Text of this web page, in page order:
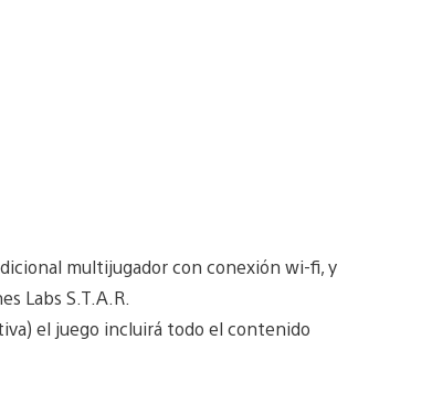
multijugador con conexión wi-fi, y
Labs S.T.A.R.
el juego incluirá todo el contenido